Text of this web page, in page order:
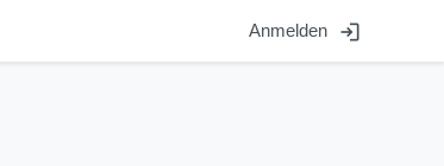
Anmelden login